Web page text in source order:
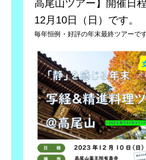
高尾山ツアー】開催日程
12月10日（日）です。
毎年恒例・好評の年末最終ツアーで